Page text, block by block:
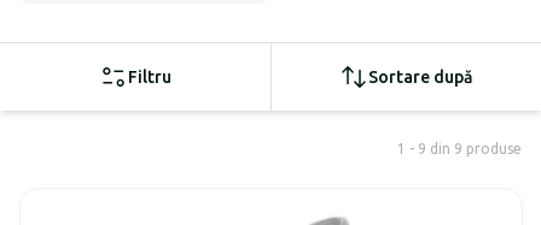
Filtru Sortare după
1 - 9 din 9 produse